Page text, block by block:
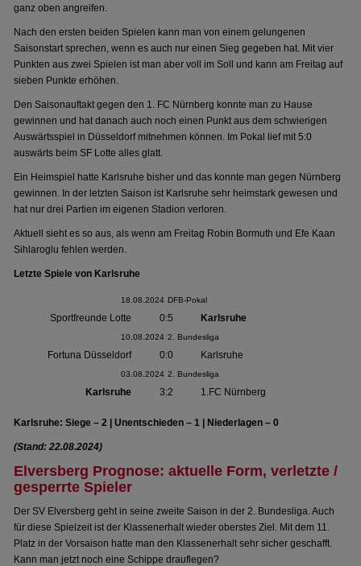
ganz oben angreifen.
Nach den ersten beiden Spielen kann man von einem gelungenen
Saisonstart sprechen, wenn es auch nur einen Sieg gegeben hat. Mit vier
Punkten aus zwei Spielen ist man aber voll im Soll und kann am Freitag auf
sieben Punkte erhöhen.
Den Saisonauftakt gegen den 1. FC Nürnberg konnte man zu Hause
gewinnen und hat danach auch noch einen Punkt aus dem schwierigen
Auswärtsspiel in Düsseldorf mitnehmen können. Im Pokal lief mit 5:0
auswärts beim SF Lotte alles glatt.
Ein Heimspiel hatte Karlsruhe bisher und das konnte man gegen Nürnberg
gewinnen. In der letzten Saison ist Karlsruhe sehr heimstark gewesen und
hat nur drei Partien im eigenen Stadion verloren.
Aktuell sieht es so aus, als wenn am Freitag Robin Bormuth und Efe Kaan
Sihlaroglu fehlen werden.
Letzte Spiele von Karlsruhe
18.08.2024 DFB-Pokal
Sportfreunde Lotte 0:5 Karlsruhe
10.08.2024 2. Bundesliga
Fortuna Düsseldorf 0:0 Karlsruhe
03.08.2024 2. Bundesliga
Karlsruhe 3:2 1.FC Nürnberg
Karlsruhe: Siege – 2 | Unentschieden – 1 | Niederlagen – 0
(Stand: 22.08.2024)
Elversberg Prognose: aktuelle Form, verletzte /
gesperrte Spieler
Der SV Elversberg geht in seine zweite Saison in der 2. Bundesliga. Auch
für diese Spielzeit ist der Klassenerhalt wieder oberstes Ziel. Mit dem 11.
Platz in der Vorsaison hatte man den Klassenerhalt sehr sicher geschafft.
Kann man jetzt noch eine Schippe drauflegen?